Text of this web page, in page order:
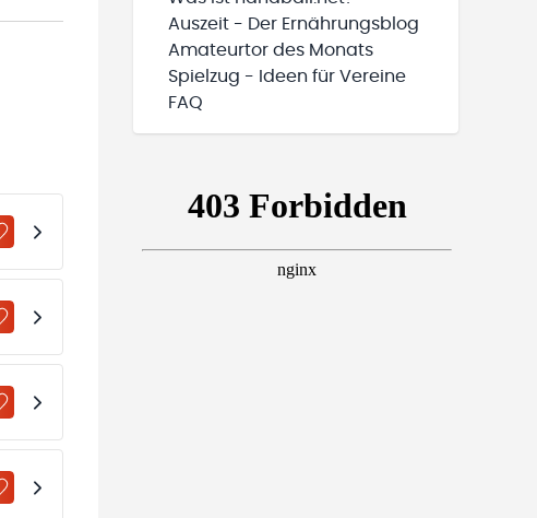
ZU „MEINE TEAMS“ HINZUFÜGEN
ZU „MEINE TEAMS“ HINZUFÜGEN
ZU „MEINE TEAMS“ HINZUFÜGEN
ZU „MEINE TEAMS“ HINZUFÜGEN
Auszeit - Der Ernährungsblog
Amateurtor des Monats
Spielzug - Ideen für Vereine
FAQ